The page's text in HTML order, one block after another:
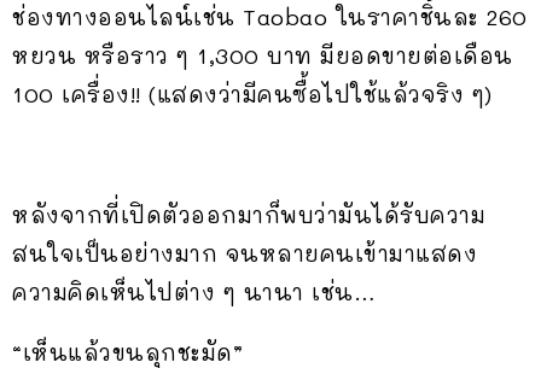
ช่องทางออนไลน์เช่น Taobao ในราคาชิ้นละ 260
หยวน หรือราว ๆ 1,300 บาท มียอดขายต่อเดือน
100 เครื่อง!! (แสดงว่ามีคนซื้อไปใช้แล้วจริง ๆ)
หลังจากที่เปิดตัวออกมาก็พบว่ามันได้รับความ
สนใจเป็นอย่างมาก จนหลายคนเข้ามาแสดง
ความคิดเห็นไปต่าง ๆ นานา เช่น…
“เห็นแล้วขนลุกชะมัด”